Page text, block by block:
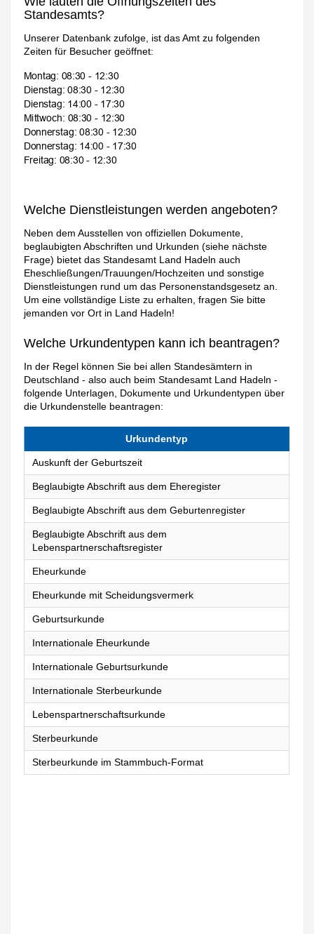
Standesamts?
Unserer Datenbank zufolge, ist das Amt zu folgenden
Zeiten für Besucher geöffnet:
Welche Dienstleistungen werden angeboten?
Neben dem Ausstellen von offiziellen Dokumente,
beglaubigten Abschriften und Urkunden (siehe nächste
Frage) bietet das Standesamt Land Hadeln auch
Eheschließungen/Trauungen/Hochzeiten und sonstige
Dienstleistungen rund um das Personenstandsgesetz an.
Um eine vollständige Liste zu erhalten, fragen Sie bitte
jemanden vor Ort in Land Hadeln!
Welche Urkundentypen kann ich beantragen?
In der Regel können Sie bei allen Standesämtern in
Deutschland - also auch beim Standesamt Land Hadeln -
folgende Unterlagen, Dokumente und Urkundentypen über
die Urkundenstelle beantragen:
Urkundentyp
Auskunft der Geburtszeit
Beglaubigte Abschrift aus dem Eheregister
Beglaubigte Abschrift aus dem Geburtenregister
Beglaubigte Abschrift aus dem
Lebenspartnerschaftsregister
Eheurkunde
Eheurkunde mit Scheidungsvermerk
Geburtsurkunde
Internationale Eheurkunde
Internationale Geburtsurkunde
Internationale Sterbeurkunde
Lebenspartnerschaftsurkunde
Sterbeurkunde
Sterbeurkunde im Stammbuch-Format